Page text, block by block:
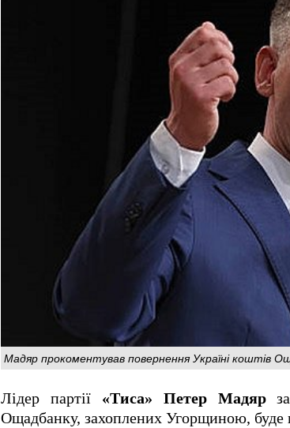
Мадяр прокоментував повернення Україні коштів
Лідер партії «Тиса» Петер Мадяр
Ощадбанку, захоплених Угорщиною, буде